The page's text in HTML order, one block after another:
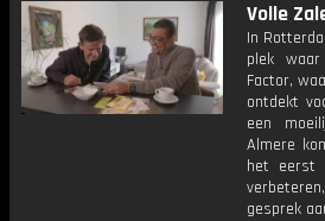
Volle
In
plek
Factor,
ontdekt
een
Almere
het eerst
gesprek